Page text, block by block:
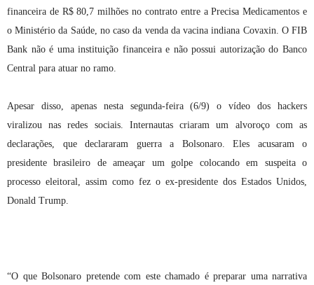
financeira de R$ 80,7 milhões no contrato entre a Precisa Medicamentos e
o Ministério da Saúde, no caso da venda da vacina indiana Covaxin. O FIB
Bank não é uma instituição financeira e não possui autorização do Banco
Central para atuar no ramo.
Apesar disso, apenas nesta segunda-feira (6/9) o vídeo dos hackers
viralizou nas redes sociais. Internautas criaram um alvoroço com as
declarações, que declararam guerra a Bolsonaro. Eles acusaram o
presidente brasileiro de ameaçar um golpe colocando em suspeita o
processo eleitoral, assim como fez o ex-presidente dos Estados Unidos,
Donald Trump.
“O que Bolsonaro pretende com este chamado é preparar uma narrativa